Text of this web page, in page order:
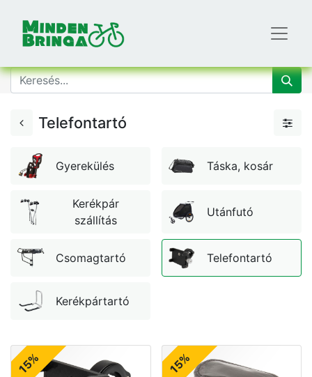
Telefontartó
Gyerekülés Táska, kosár
Kerékpár
szállítás
Utánfutó
Csomagtartó Telefontartó
Kerékpártartó
15% 15%